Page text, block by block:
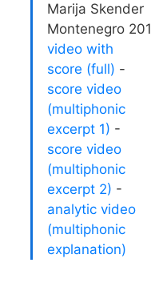
Marija Skender
Montenegro 201
video with
score (full) -
score video
(multiphonic
excerpt 1) -
score video
(multiphonic
excerpt 2) -
analytic video
(multiphonic
explanation)